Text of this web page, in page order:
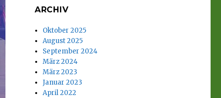
ARCHIV
Oktober 2025
August 2025
September 2024
März 2024
März 2023
Januar 2023
April 2022